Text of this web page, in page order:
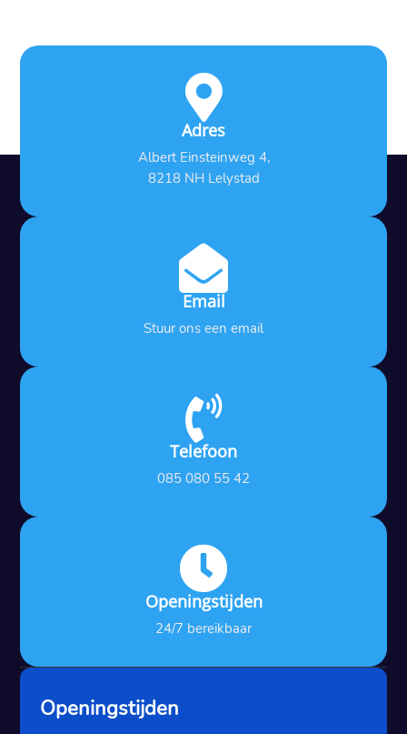

Adres
Albert Einsteinweg 4,
8218 NH Lelystad

Email
Stuur ons een email

Telefoon
085 080 55 42

Openingstijden
24/7 bereikbaar
Openingstijden